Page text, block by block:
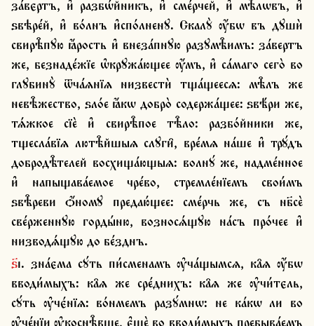
за́вєртъ, и҆ разбѡ́йникъ, и҆ сме́рчей, и҆ мѣ̑лѡвъ, и҆
ѕвѣре́й, и҆ во́лнъ и҆спо́лненꙋ. Скалꙋ̀ ѹ҆́бѡ въ дꙋшѝ
свирѣ̑пꙋю ꙗ҆́рость и҆ внеза́пнꙋю разꙋмѣ̑имъ: за́вертъ
же, безнаде́жїе ѡ҆крꙋжа́ющее ѹ҆́мъ, и҆ са́маго сего̀ во
глꙋбинꙋ̀ ѿча́ѧнїѧ низвестѝ тща́щеесѧ: мѣ̑лъ же
невѣ̑жество, ѕло́е ꙗ҆́кѡ добро̀ содержа́щее: ѕвѣ́ри же,
тѧ́жкое сїѐ и҆ свирѣ̑пое тѣ̑ло: разбо́йники же,
тщесла́вїѧ лютѣ̑йшыѧ слꙋги̑, вре́мѧ на́ше и҆ трꙋ́дъ
добродѣ̑телей восхища́ющыѧ: волнꙋ́ же, надме́нное
и҆ напыщава́емое чре́во, стремле́нїемъ свои́мъ
ѕвѣ̑реви ѻ҆́номꙋ предаю́щее: сме́рчь же, съ нб҃сѐ
све́рженнꙋю горды́ню, возносѧ́щꙋю на́съ про́чее и҆
низводѧ́щꙋю до бе́зднъ.
ѕ҃і. зна́єма сꙋ́ть пи́сменамъ ѹ҆ча́щымсѧ, ка̑ѧ ѹ҆́бѡ
вводи́мыхъ: ка̑ѧ же сре́днихъ: ка̑ѧ же ѹ҆чи́тєль,
сꙋ́ть ѹ҆чє́нїѧ: во́нмемъ разꙋ́мнѡ: не ка́кѡ ли во